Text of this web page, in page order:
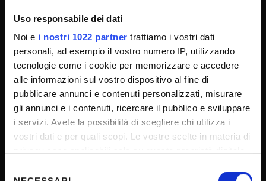
Uso responsabile dei dati
Noi e i nostri 1022 partner trattiamo i vostri dati
personali, ad esempio il vostro numero IP, utilizzando
tecnologie come i cookie per memorizzare e accedere
alle informazioni sul vostro dispositivo al fine di
pubblicare annunci e contenuti personalizzati, misurare
gli annunci e i contenuti, ricercare il pubblico e sviluppare
i servizi. Avete la possibilità di scegliere chi utilizza i
vostri dati e per quali scopi. Le vostre scelte in materia di
Concorsi
Atti di notifica
Note legali
Cookie
Sponsorizzazioni e donazioni
Il 5x1000 all'Università di Verona